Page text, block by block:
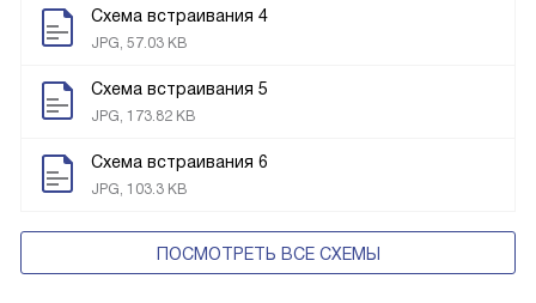
Схема встраивания 4
JPG, 57.03 KB
Схема встраивания 5
JPG, 173.82 KB
Схема встраивания 6
JPG, 103.3 KB
ПОСМОТРЕТЬ ВСЕ СХЕМЫ